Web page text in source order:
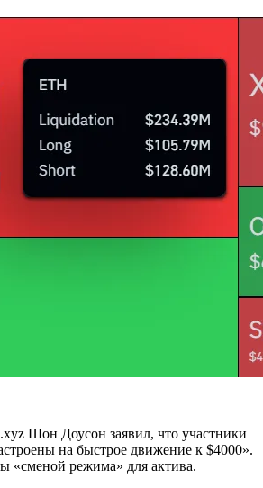
Шон Доусон заявил, что участники
на быстрое движение к $4000».
«сменой режима» для актива.